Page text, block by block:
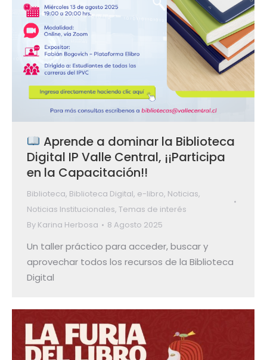
Aprende a dominar la Biblioteca
Digital IP Valle Central, ¡¡Participa
en la Capacitación!!
Biblioteca, Biblioteca Digital, e-libro, Noticias,
Noticias Institucionales, Temas de interés
By Karina Herbosa 8 Agosto 2025
Un taller práctico para acceder, buscar y
aprovechar todos los recursos de la Biblioteca
Digital